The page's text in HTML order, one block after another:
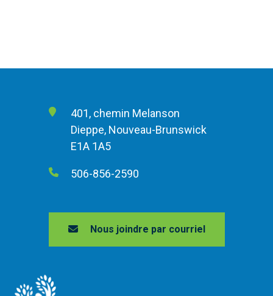
401, chemin Melanson
Dieppe, Nouveau-Brunswick
E1A 1A5
506-856-2590
Nous joindre par courriel